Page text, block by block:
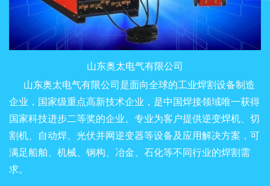
山东奥太电气有限公司
山东奥太电气有限公司是面向全球的工业焊割设备制造
企业，国家级重点高新技术企业，是中国焊接领域唯一获得
国家科技进步二等奖的企业。专业为客户提供逆变焊机、切
割机、自动焊、光伏并网逆变器等设备及应用解决方案，可
满足船舶、机械、钢构、冶金、石化等不同行业的焊割需
求。